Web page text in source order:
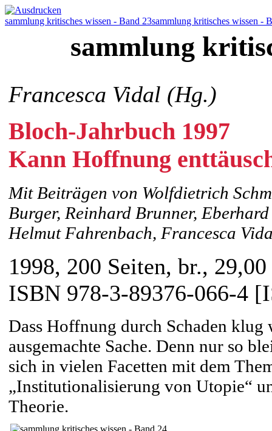
sammlung kritisches wissen - Band 23sammlung kritisches wissen -
sammlung
Francesca Vidal (Hg.)
Bloch-Jahrbuch 1997
Kann Hoffnung
Mit Beiträgen von Wolfdietrich
Burger, Reinhard Brunner,
Helmut Fahrenbach, Francesca
1998, 200 Seiten, br., 29,00
ISBN 978-3-89376-066-4
Dass Hoffnung durch Schaden
ausgemachte Sache. Denn nur so
sich in vielen Facetten mit dem
„Institutionalisierung von Utopie“
Theorie.